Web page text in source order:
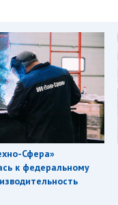
Сфера»
к федеральному